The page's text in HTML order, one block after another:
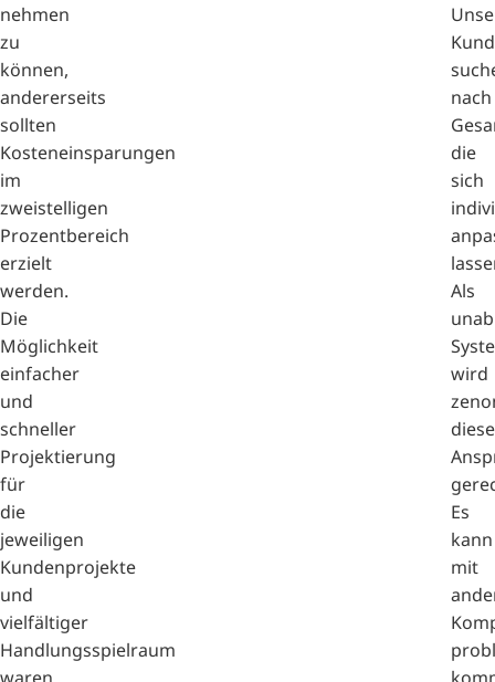
nehmen
zu
können,
andererseits
sollten
Kosteneinsparungen
im
zweistelligen
Prozentbereich
erzielt
werden.
Die
Möglichkeit
einfacher
und
schneller
Projektierung
für
die
jeweiligen
Kundenprojekte
und
vielfältiger
Handlungsspielraum
nach
die
sich
Als
wird
Es
kann
mit